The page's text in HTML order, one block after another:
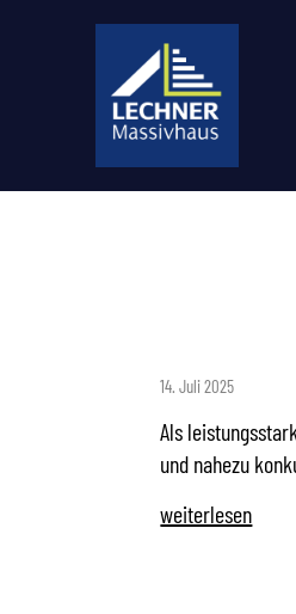
14. Juli 2025
Als
und nahezu
weiterlesen